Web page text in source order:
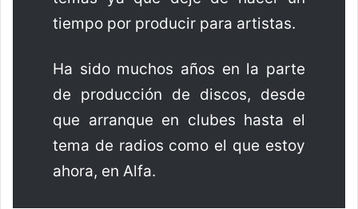
tiempo por producir para artistas.
Ha sido muchos años en la parte
de producción de discos, desde
que arranque en clubes hasta el
tema de radios como el que estoy
ahora, en Alfa.